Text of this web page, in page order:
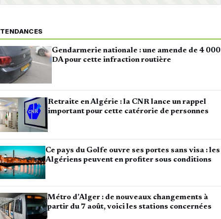
TENDANCES
Gendarmerie nationale : une amende de 4 000
DA pour cette infraction routière
Retraite en Algérie : la CNR lance un rappel
important pour cette catérorie de personnes
Ce pays du Golfe ouvre ses portes sans visa : les
Algériens peuvent en profiter sous conditions
Métro d’Alger : de nouveaux changements à
partir du 7 août, voici les stations concernées